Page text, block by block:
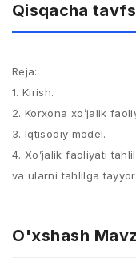
Qisqacha
Reja:
1. Kirish.
2. Korxona xo’jalik
3. Iqtisodiy model.
4. Xo’jalik faoliyati
va ularni tahlilga
O'xshash